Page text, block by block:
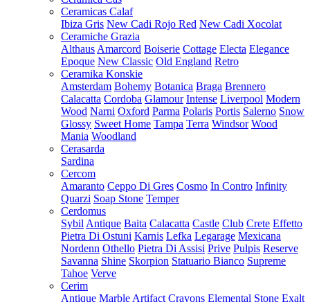
Ceramicas Calaf
Ibiza Gris New Cadi Rojo Red New Cadi Xocolat
Ceramiche Grazia
Althaus Amarcord Boiserie Cottage Electa Elegance
Epoque New Classic Old England Retro
Ceramika Konskie
Amsterdam Bohemy Botanica Braga Brennero
Calacatta Cordoba Glamour Intense Liverpool Modern
Wood Narni Oxford Parma Polaris Portis Salerno Snow
Glossy Sweet Home Tampa Terra Windsor Wood
Mania Woodland
Cerasarda
Sardina
Cercom
Amaranto Ceppo Di Gres Cosmo In Contro Infinity
Quarzi Soap Stone Temper
Cerdomus
Sybil Antique Baita Calacatta Castle Club Crete Effetto
Pietra Di Ostuni Karnis Lefka Legarage Mexicana
Nordenn Othello Pietra Di Assisi Prive Pulpis Reserve
Savanna Shine Skorpion Statuario Bianco Supreme
Tahoe Verve
Cerim
Antique Marble Artifact Crayons Elemental Stone Exalt